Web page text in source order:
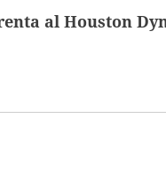
al Houston